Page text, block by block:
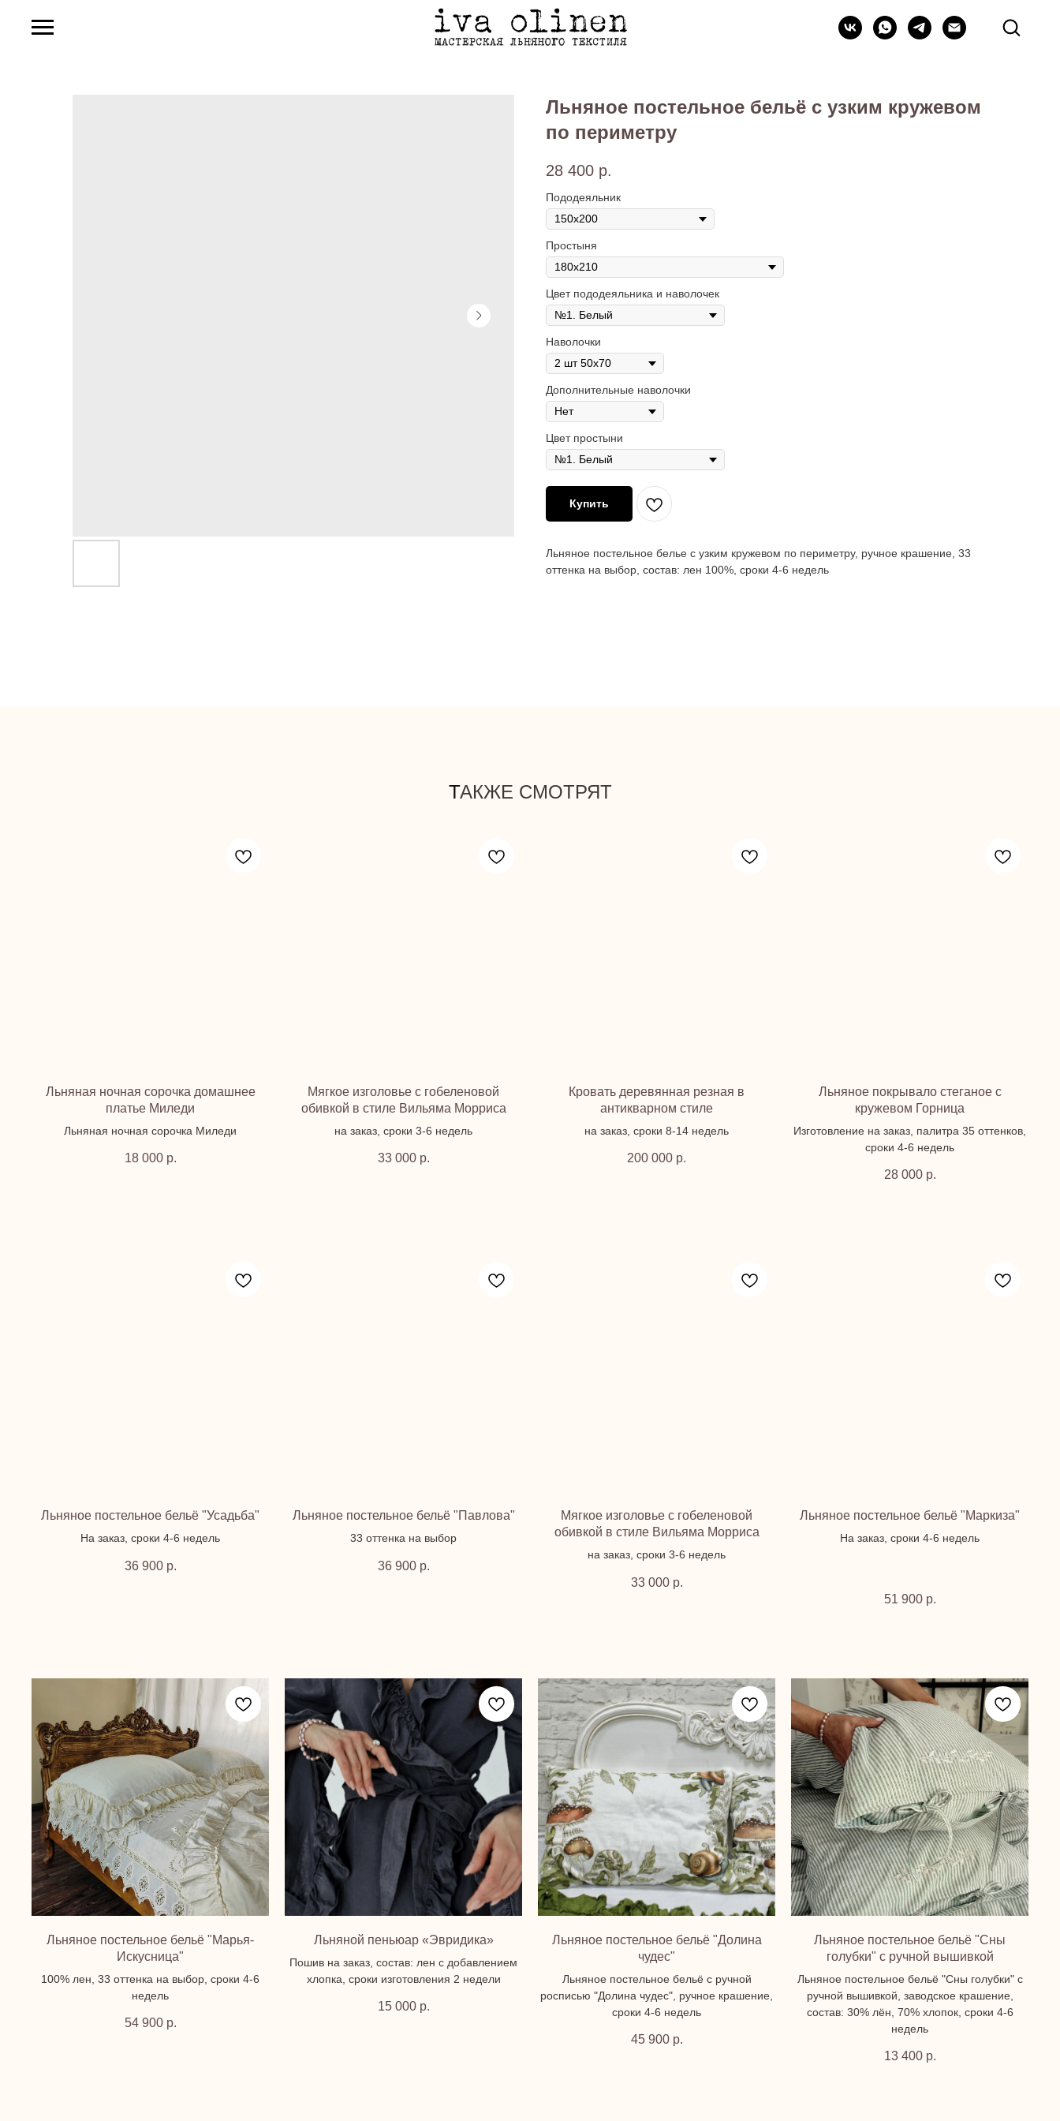
Льняное постельное бельё с узким кружевом
по периметру
28 400 р.
Пододеяльник
Простыня
Цвет пододеяльника и наволочек
Наволочки
Дополнительные наволочки
Цвет простыни
Купить
Льняное постельное белье с узким кружевом по периметру, ручное крашение, 33
оттенка на выбор, состав: лен 100%, сроки 4-6 недель
ТАКЖЕ СМОТРЯТ
Льняная ночная сорочка домашнее
платье Миледи
Льняная ночная сорочка Миледи
18 000 р.
Мягкое изголовье с гобеленовой
обивкой в стиле Вильяма Морриса
на заказ, сроки 3-6 недель
33 000 р.
Кровать деревянная резная в
антикварном стиле
на заказ, сроки 8-14 недель
200 000 р.
Льняное покрывало стеганое с
кружевом Горница
Изготовление на заказ, палитра 35 оттенков,
сроки 4-6 недель
28 000 р.
Льняное постельное бельё "Усадьба"
На заказ, сроки 4-6 недель
36 900 р.
Льняное постельное бельё "Павлова"
33 оттенка на выбор
36 900 р.
Мягкое изголовье с гобеленовой
обивкой в стиле Вильяма Морриса
на заказ, сроки 3-6 недель
33 000 р.
Льняное постельное бельё "Маркиза"
На заказ, сроки 4-6 недель
51 900 р.
Льняное постельное бельё "Марья-
Искусница"
100% лен, 33 оттенка на выбор, сроки 4-6
недель
54 900 р.
Льняной пеньюар «Эвридика»
Пошив на заказ, состав: лен с добавлением
хлопка, сроки изготовления 2 недели
15 000 р.
Льняное постельное бельё "Долина
чудес"
Льняное постельное бельё с ручной
росписью "Долина чудес", ручное крашение,
сроки 4-6 недель
45 900 р.
Льняное постельное бельё "Сны
голубки" с ручной вышивкой
Льняное постельное бельё "Сны голубки" с
ручной вышивкой, заводское крашение,
состав: 30% лён, 70% хлопок, сроки 4-6
недель
13 400 р.